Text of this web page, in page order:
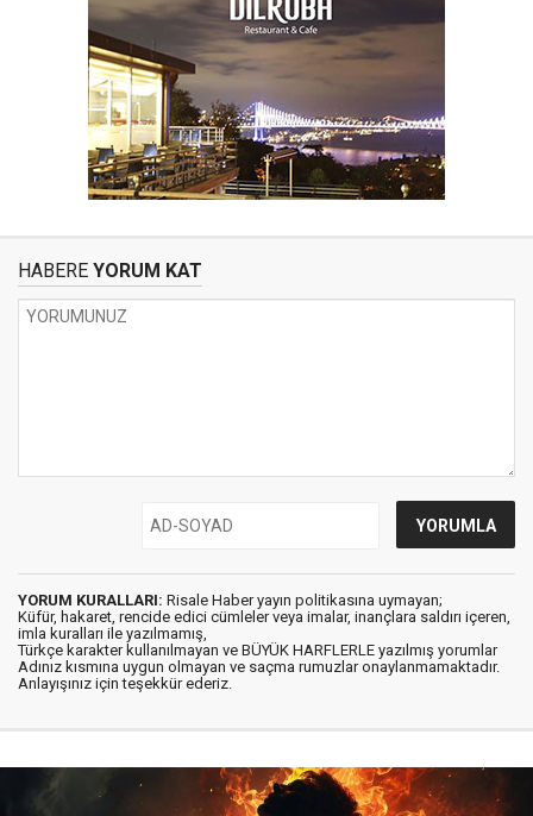
HABERE YORUM KAT
YORUM KURALLARI: Risale Haber yayın politikasına uymayan;
Küfür, hakaret, rencide edici cümleler veya imalar, inançlara saldırı içeren,
imla kuralları ile yazılmamış,
Türkçe karakter kullanılmayan ve BÜYÜK HARFLERLE yazılmış yorumlar
Adınız kısmına uygun olmayan ve saçma rumuzlar onaylanmamaktadır.
Anlayışınız için teşekkür ederiz.